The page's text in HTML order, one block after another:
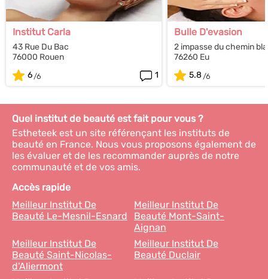
Institut Carla
43 Rue Du Bac
76000 Rouen
6
1
Bulle D'evasion
2 impasse du chemin
76260 Eu
5.8
Quel institut de beauté est fait pour vous ?
Estheteek est un site référençant les instituts de
beauté en France. Nous vous proposons également de
les évaluer et de les recommander auprès de notre
communauté et de vos amis.
Accès rapide
Meilleur Institut De
Beauté Le-Mesnil-Esnard
Meilleur Institut De
Beauté Mont-Saint-
Aignan
Meilleur Institut De
Beauté Saint-Nicolas-
d'Aliermont
Meilleur Institut De
Beauté Duclair